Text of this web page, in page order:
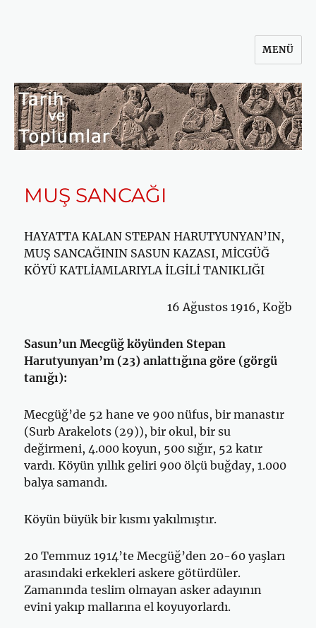
MENÜ
MUŞ SANCAĞI
HAYATTA KALAN STEPAN HARUTYUNYAN’IN,
MUŞ SANCAĞININ SA­SUN KAZASI, MİCGÜĞ
KÖYÜ KATLİAMLARIYLA İLGİLİ TANIKLIĞI
16 Ağustos 1916, Koğb
Sasun’un Mecgüğ köyünden Stepan
Harutyunyan’m (23) anlattığına göre (görgü
tanığı):
Mecgüğ’de 52 hane ve 900 nüfus, bir manastır
(Surb Arakelots (29)), bir okul, bir su
değirmeni, 4.000 koyun, 500 sığır, 52 katır
vardı. Köyün yıllık geliri 900 ölçü buğday, 1.000
balya samandı.
Köyün büyük bir kısmı yakılmıştır.
20 Temmuz 1914’te Mecgüğ’den 20-60 yaşları
arasındaki erkekleri askere götürdüler.
Zamanında teslim olmayan asker adayının
evini yakıp mallarına el koyuyorlardı.